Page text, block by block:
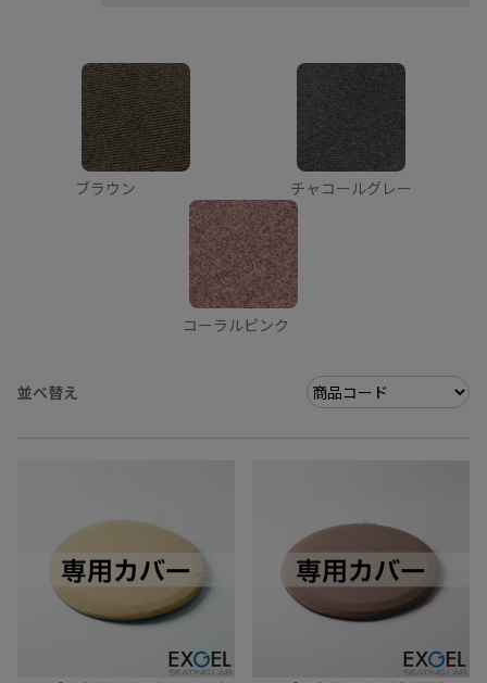
ブラウン チャコールグレー
コーラルピンク
並べ替え